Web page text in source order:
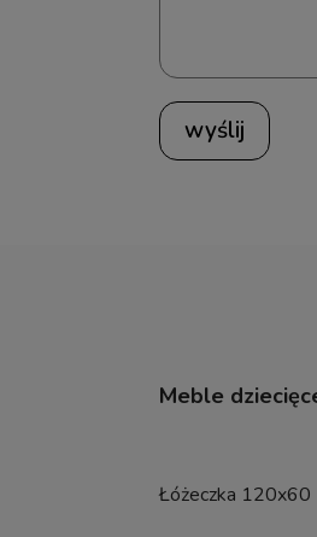
wyślij
Meble
Łóżeczka 120x60